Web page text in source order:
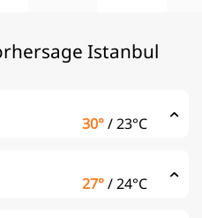
Istanbul
30°/23°C
27°/24°C